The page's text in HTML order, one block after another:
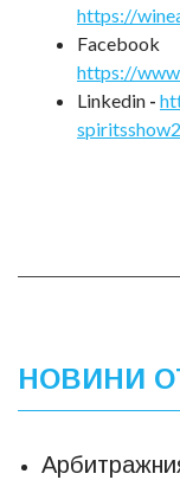
https://
https://
Linkedin -
НОВИНИ